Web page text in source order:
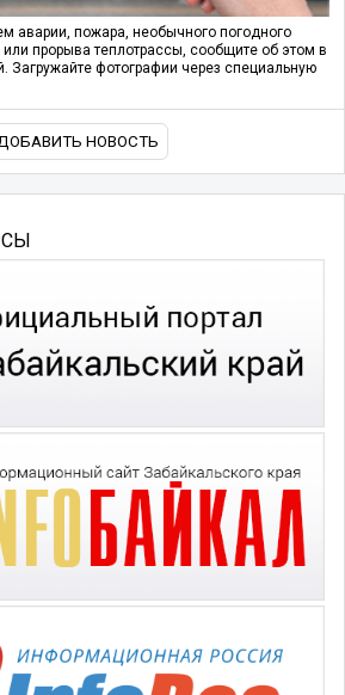
аварии, пожара, необычного погодного
прорыва теплотрассы, сообщите об этом в
Загружайте фотографии через специальную
НОВОСТЬ